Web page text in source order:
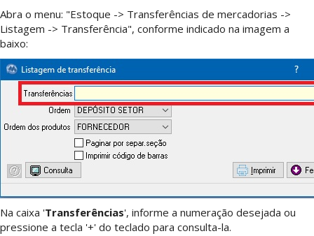
Abra o menu: "Estoque -> Transferências de mercadorias ->
Listagem -> Transferência", conforme indicado na imagem a
baixo:
Na caixa 'Transferências', informe a numeração desejada ou
pressione a tecla '+' do teclado para consulta-la.